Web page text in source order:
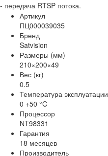
- передача RTSP потока.
Артикул
ПЦ000039035
Бренд
Satvision
Размеры (мм)
210×200×49
Вес (кг)
0.5
Температура эксплуатации
0 +50 °C
Процессор
NT98331
Гарантия
18 месяцев
Производитель